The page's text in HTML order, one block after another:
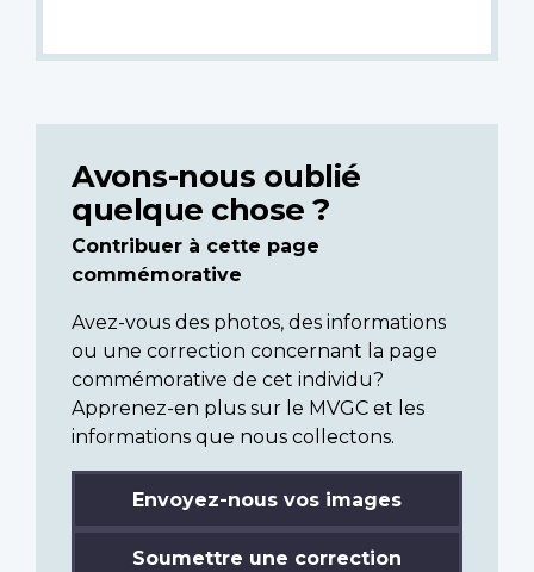
Avons-nous oublié
quelque chose ?
Contribuer à cette page
commémorative
Avez-vous des photos, des informations
ou une correction concernant la page
commémorative de cet individu?
Apprenez-en plus sur le MVGC et les
informations que nous collectons.
Envoyez-nous vos images
Soumettre une correction